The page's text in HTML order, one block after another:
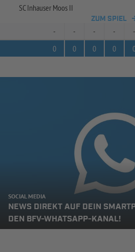
SC Inhauser Moos II
ZUM SPIEL
- - - - -
0
0 0 0
SOCIAL MEDIA
NEWS DIREKT AUF DEIN
DEN BFV-WHATSAPP-KANAL!